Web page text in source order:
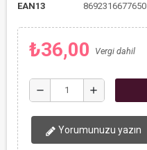
EAN13
8692316677650
₺36,00 Vergi dahil
remove add
Yorumunuzu yazın